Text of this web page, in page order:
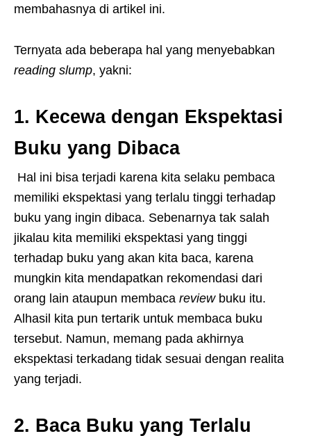
membahasnya di artikel ini.
Ternyata ada beberapa hal yang menyebabkan
reading slump, yakni:
1. Kecewa dengan Ekspektasi
Buku yang Dibaca
Hal ini bisa terjadi karena kita selaku pembaca
memiliki ekspektasi yang terlalu tinggi terhadap
buku yang ingin dibaca. Sebenarnya tak salah
jikalau kita memiliki ekspektasi yang tinggi
terhadap buku yang akan kita baca, karena
mungkin kita mendapatkan rekomendasi dari
orang lain ataupun membaca reviewbuku itu.
Alhasil kita pun tertarik untuk membaca buku
tersebut. Namun, memang pada akhirnya
ekspektasi terkadang tidak sesuai dengan realita
yang terjadi.
2. Baca Buku yang Terlalu